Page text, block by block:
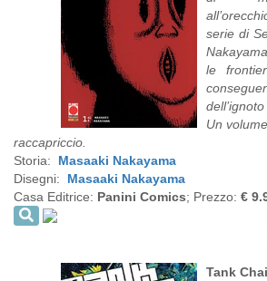
serie di
le
Un
raccapriccio.
Storia: Masaaki Nakayama
Disegni: Masaaki Nakayama
Casa Editrice: Panini Comics; Prezzo: €
Tank